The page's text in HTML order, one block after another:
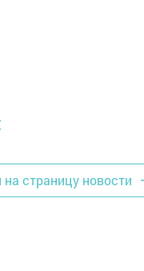
на страницу новости